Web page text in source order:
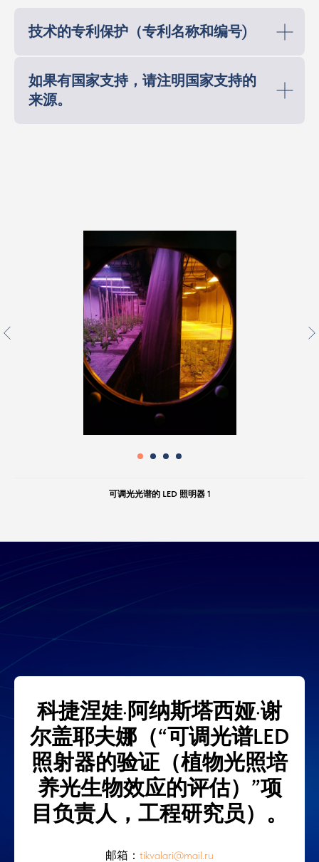
技术的专利保护（专利名称和编号)
如果有国家支持，请注明国家支持的
来源。
可调光光谱的 LED 照明器 1
科捷涅娃·阿纳斯塔西娅·谢
尔盖耶夫娜（“可调光谱LED
照射器的验证（植物光照培
养光生物效应的评估）”项
目负责人，工程研究员）。
邮箱： tikvalari@mail.ru